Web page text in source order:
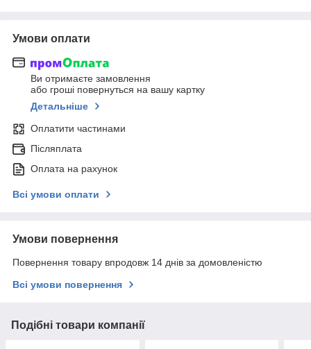
Умови оплати
Ви отримаєте замовлення
або гроші повернуться на вашу картку
Детальніше
Оплатити частинами
Післяплата
Оплата на рахунок
Всі умови оплати
Умови повернення
Повернення товару впродовж 14 днів за домовленістю
Всі умови повернення
Подібні товари компанії